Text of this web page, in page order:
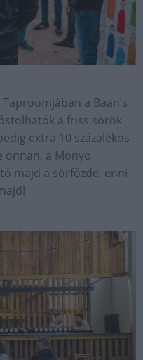
a Baan’s
a friss sörök
extra 10 százalékos
onnan, a Monyo
majd a sörfőzde, enni